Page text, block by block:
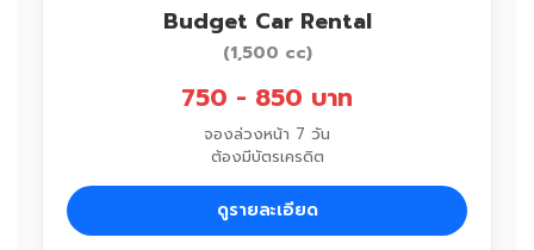
Budget Car Rental
(1,500 cc)
750 - 850 บาท
จองล่วงหน้า 7 วัน
ต้องมีบัตรเครดิต
ดูรายละเอียด